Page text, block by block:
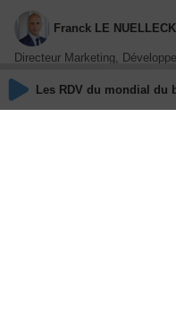
Franck LE NUELLECK
Directeur Marketing,
Les RDV du mondial